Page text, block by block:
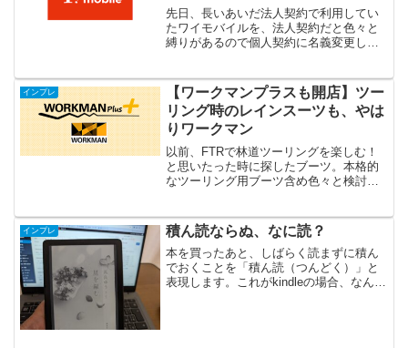
先日、長いあいだ法人契約で利用してい
たワイモバイルを、法人契約だと色々と
縛りがあるので個人契約に名義変更しま
にチャレンジ！（チャレンジというほど
のものではないけれど...
インプレ
【ワークマンプラスも開店】ツー
リング時のレインスーツも、やは
りワークマン
以前、FTRで林道ツーリングを楽しむ！
と思いたった時に探したブーツ。本格的
なツーリング用ブーツ含め色々と検討し
も丈夫で、未だにガシガシ使っていま
す。そんな「ワークマン愛...
インプレ 積ん読ならぬ、なに読？
本を買ったあと、しばらく読まずに積ん
でおくことを「積ん読（つんどく）」と
表現します。これがkindleの場合、なんて